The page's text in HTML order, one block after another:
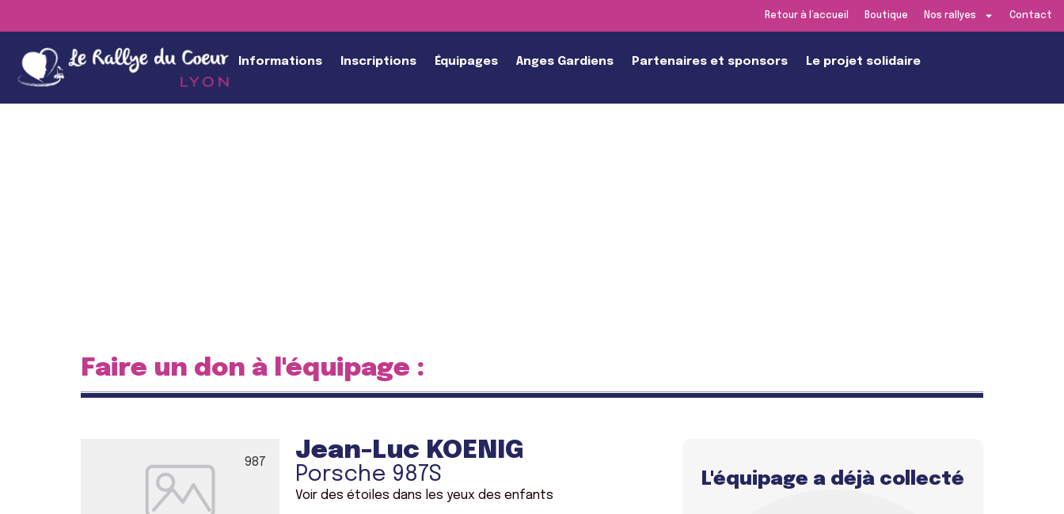
Retour à l’accueil Boutique Nos rallyes Contact
Informations Inscriptions Équipages Anges Gardiens Partenaires et sponsors Le projet solidaire
Faire un don à l'équipage :
987 Jean-Luc KOENIG
Porsche 987S
Voir des étoiles dans les yeux des enfants
L'équipage a déjà collecté